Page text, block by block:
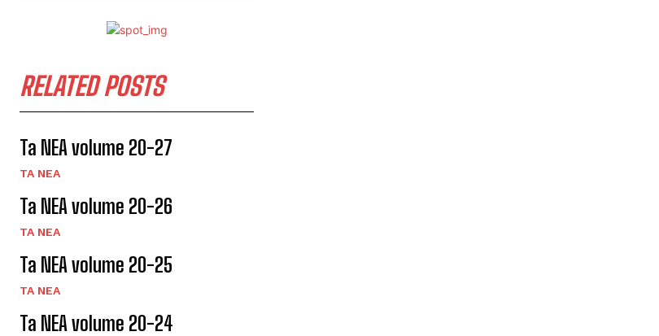
RELATED POSTS
Ta NEA volume 20-27
TA NEA
Ta NEA volume 20-26
TA NEA
Ta NEA volume 20-25
TA NEA
Ta NEA volume 20-24